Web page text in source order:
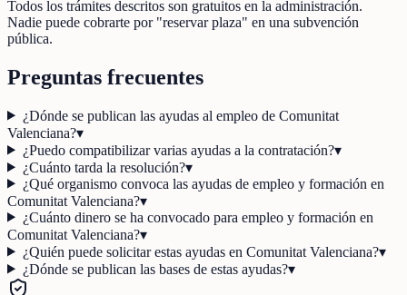
Todos los trámites descritos son gratuitos en la administración.
Nadie puede cobrarte por "reservar plaza" en una subvención
pública.
Preguntas frecuentes
¿Dónde se publican las ayudas al empleo de Comunitat
Valenciana?▾
¿Puedo compatibilizar varias ayudas a la contratación?▾
¿Cuánto tarda la resolución?▾
¿Qué organismo convoca las ayudas de empleo y formación en
Comunitat Valenciana?▾
¿Cuánto dinero se ha convocado para empleo y formación en
Comunitat Valenciana?▾
¿Quién puede solicitar estas ayudas en Comunitat Valenciana?▾
¿Dónde se publican las bases de estas ayudas?▾